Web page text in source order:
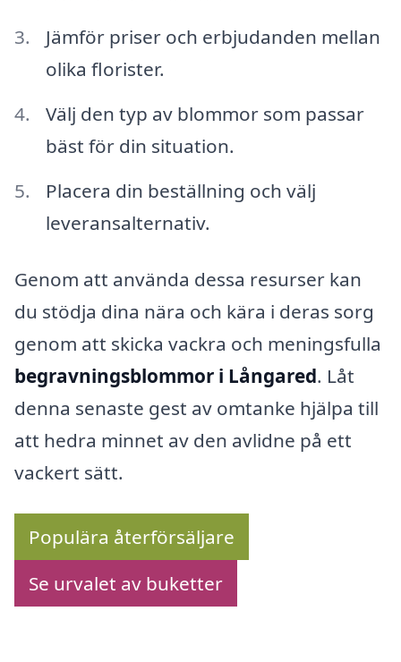
Jämför priser och erbjudanden mellan
olika florister.
Välj den typ av blommor som passar
bäst för din situation.
Placera din beställning och välj
leveransalternativ.
Genom att använda dessa resurser kan
du stödja dina nära och kära i deras sorg
genom att skicka vackra och meningsfulla
begravningsblommor i Långared. Låt
denna senaste gest av omtanke hjälpa till
att hedra minnet av den avlidne på ett
vackert sätt.
Populära återförsäljare
Se urvalet av buketter